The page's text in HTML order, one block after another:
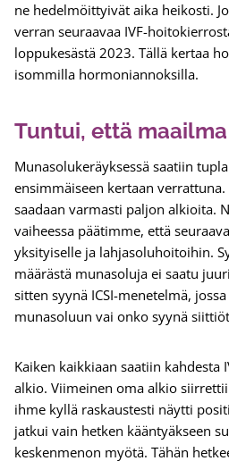
ne hedelmöittyivät aika heikosti.
verran seuraavaa IVF-
loppukesästä 2023. Tällä kertaa
isommilla hormoniannoksilla.
Tuntui, että
Munasolukeräyksessä saatiin
ensimmäiseen kertaan
saadaan varmasti paljon alkioita.
vaiheessa päätimme, että
yksityiselle ja lahjasoluhoitoihin.
määrästä munasoluja ei saatu
sitten syynä ICSI-menetelmä,
munasoluun vai onko syynä
Kaiken kaikkiaan saatiin kahdesta
alkio. Viimeinen oma alkio
ihme kyllä raskaustesti näytti
jatkui vain hetken kääntyäkseen
keskenmenon myötä. Tähän